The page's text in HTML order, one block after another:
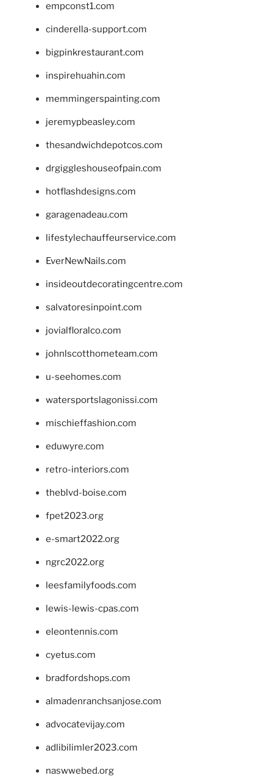
empconst1.com
cinderella-support.com
bigpinkrestaurant.com
inspirehuahin.com
memmingerspainting.com
jeremypbeasley.com
thesandwichdepotcos.com
drgiggleshouseofpain.com
hotflashdesigns.com
garagenadeau.com
lifestylechauffeurservice.com
EverNewNails.com
insideoutdecoratingcentre.com
salvatoresinpoint.com
jovialfloralco.com
johnlscotthometeam.com
u-seehomes.com
watersportslagonissi.com
mischieffashion.com
eduwyre.com
retro-interiors.com
theblvd-boise.com
fpet2023.org
e-smart2022.org
ngrc2022.org
leesfamilyfoods.com
lewis-lewis-cpas.com
eleontennis.com
cyetus.com
bradfordshops.com
almadenranchsanjose.com
advocatevijay.com
adlibilimler2023.com
naswwebed.org